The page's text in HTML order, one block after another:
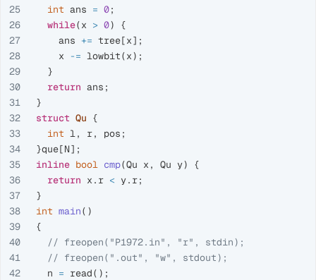
25
26
27
28
29
30
31
32
33
34
35
36
37
38
39
40
41
42
int ans = 0;
while(x > 0)
{
ans += tree[x];
x
-= lowbit(x);
}
return ans ;
}
struct Qu {
int l , r, pos ;
}que[N];
inline bool cmp(Qu x , Qu y)
{
return x . r < y. r;
}
int main()
{
// freopen("P1972.in", "r", stdin);
// freopen(".out", "w", stdout);
n = read();